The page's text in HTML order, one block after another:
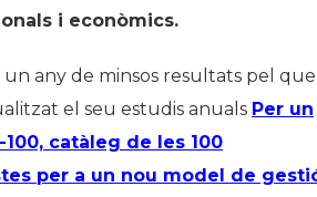
i econòmics.
any de minsos resultats pel que
el seu estudis anuals Per un
100, catàleg de les 100
per a un nou model de